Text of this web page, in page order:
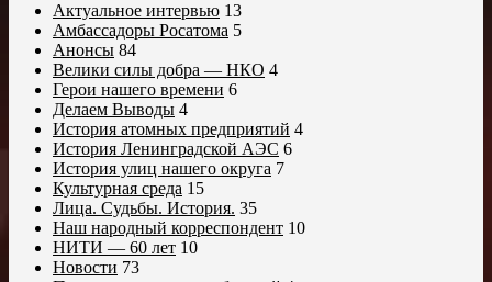
Актуальное интервью 13
Амбассадоры Росатома 5
Анонсы 84
Велики силы добра — НКО 4
Герои нашего времени 6
Делаем Выводы 4
История атомных предприятий 4
История Ленинградской АЭС 6
История улиц нашего округа 7
Культурная среда 15
Лица. Судьбы. История. 35
Наш народный корреспондент 10
НИТИ — 60 лет 10
Новости 73